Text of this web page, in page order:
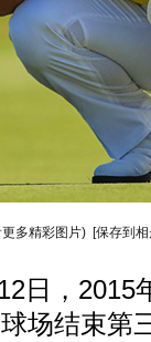
多精彩图片) [保存到
，2015
场结束第